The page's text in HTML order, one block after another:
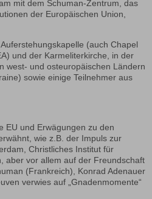
mit dem Schuman-Zentrum, das
der Europäischen Union,
(auch Chapel
und der Karmeliterkirche, in der
west- und osteuropäischen Ländern
sowie einige Teilnehmer aus
EU und Erwägungen zu den
wie z.B. der Impuls zur
Christliches Institut für
aber vor allem auf der Freundschaft
(Frankreich), Konrad Adenauer
verwies auf „Gnadenmomente“